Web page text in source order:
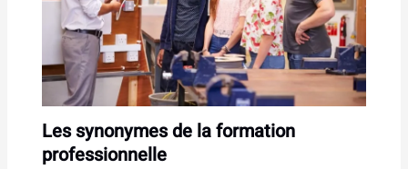
Les synonymes de la formation
professionnelle